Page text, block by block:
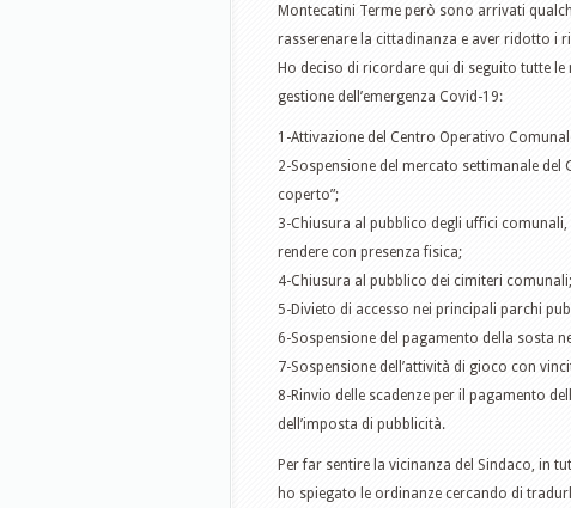
Montecatini Terme però sono arrivati
rasserenare la cittadinanza e aver ridotto i
Ho deciso di ricordare qui di seguito tutte
gestione dell’emergenza Covid-19:
1-Attivazione del Centro Operativo
2-Sospensione del mercato settimanale del
coperto”;
3-Chiusura al pubblico degli uffici
rendere con presenza fisica;
4-Chiusura al pubblico dei cimiteri comunali;
5-Divieto di accesso nei principali parchi
6-Sospensione del pagamento della sosta
7-Sospensione dell’attività di gioco con
8-Rinvio delle scadenze per il pagamento
dell’imposta di pubblicità.
Per far sentire la vicinanza del Sindaco, in
ho spiegato le ordinanze cercando di